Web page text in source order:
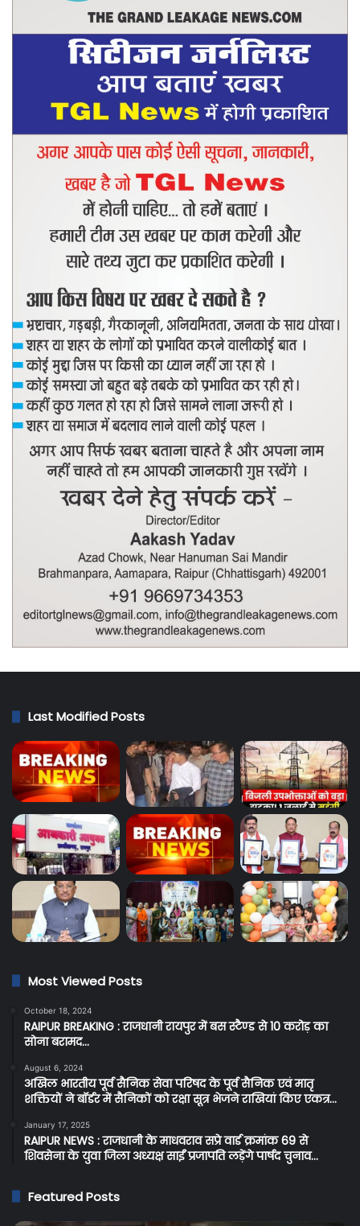
Last Modified Posts
Most Viewed Posts
October 18, 2024
RAIPUR BREAKING : राजधानी रायपुर में बस स्टैण्ड से 10 करोड़ का
सोना बरामद…
August 6, 2024
अखिल भारतीय पूर्व सैनिक सेवा परिषद के पूर्व सैनिक एवं मातृ
शक्तियों ने बॉर्डर में सैनिकों को रक्षा सूत्र भेजने राखियां किए एकत्र…
January 17, 2025
RAIPUR NEWS : राजधानी के माधवराव सप्रे वार्ड क्रमांक 69 से
शिवसेना के युवा जिला अध्यक्ष साईं प्रजापति लड़ेंगे पार्षद चुनाव…
Featured Posts